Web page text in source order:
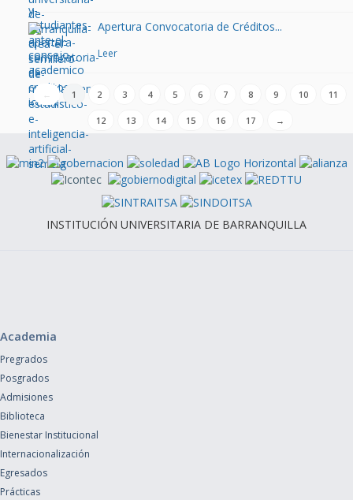
Apertura Convocatoria de Créditos...
Leer
← 1 2 3 4 5 6 7 8 9 10 11
12 13 14 15 16 17 →
INSTITUCIÓN UNIVERSITARIA DE BARRANQUILLA
Academia
Pregrados
Posgrados
Admisiones
Biblioteca
Bienestar Institucional
Internacionalización
Egresados
Prácticas